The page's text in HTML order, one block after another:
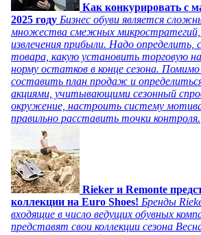
Как конкурировать с
2025 году Бизнес обуви является
множества смежных микростратегий,
извлечения прибыли. Надо определить,
товара, какую установить торговую
норму остатков в конце сезона.
составить план продаж и
акциями, учитывающими сезонный
окружение, настроить систему
правильно расставить точки контроля.
Rieker и Remonte
коллекции на Euro Shoes! Бренды
входящие в число ведущих обувных
представят свои коллекции сезона